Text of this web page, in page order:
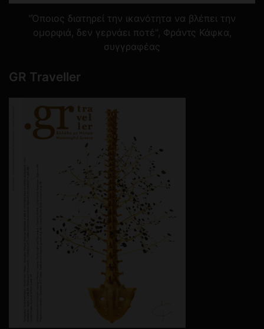
"Όποιος διατηρεί την ικανότητα να βλέπει την
ομορφιά, δεν γερνάει ποτέ", Φράντς Κάφκα,
συγγραφέας
GR Traveller